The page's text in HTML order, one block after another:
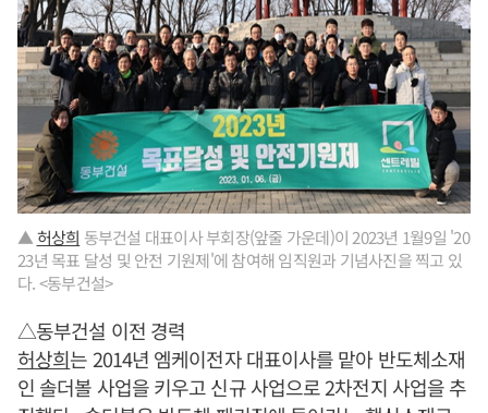
▲허상희 동부건설 대표이사 부회장(앞줄 가운데)이 2023년 1월9일 '20
23년 목표 달성 및 안전 기원제'에 참여해 임직원과 기념사진을 찍고 있
다. <동부건설>
△동부건설 이전 경력
허상희는 2014년 엠케이전자 대표이사를 맡아 반도체소재
인 솔더볼 사업을 키우고 신규 사업으로 2차전지 사업을 추